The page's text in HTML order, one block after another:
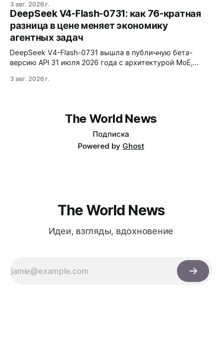
установку через Session Installer, Root или Shizuku, но
требует ручной проверки безопасности APK и зависит
от качества метаданных в источниках.
3 авг. 2026 г.
DeepSeek V4-Flash-0731: как 76-кратная
разница в цене меняет экономику
агентных задач
DeepSeek V4-Flash-0731 вышла в публичную бета-
версию API 31 июля 2026 года с архитектурой MoE,
1M токенов. При типичной агентной нагрузке модель
3 авг. 2026 г.
The World News
Подписка
Powered by Ghost
The World News
Идеи, взгляды, вдохновение